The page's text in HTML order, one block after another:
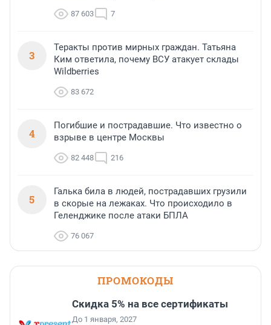
87 603 7
3
Теракты против мирных граждан. Татьяна
Ким ответила, почему ВСУ атакует склады
Wildberries
83 672
4
Погибшие и пострадавшие. Что известно о
взрыве в центре Москвы
82 448 216
5
Галька била в людей, пострадавших грузили
в скорые на лежаках. Что происходило в
Геленджике после атаки БПЛА
76 067
ПРОМОКОДЫ
Скидка 5% на все сертификаты
До 1 января, 2027